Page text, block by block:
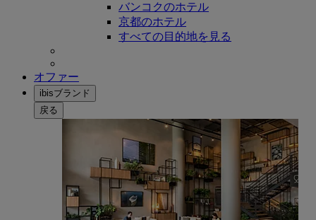
バンコクのホテル
京都のホテル
すべての目的地を見る
オファー
ibisブランド
戻る